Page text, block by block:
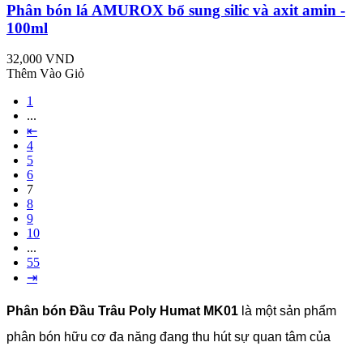
Phân bón lá AMUROX bổ sung silic và axit amin -
100ml
32,000 VND
Thêm Vào Giỏ
1
...
⇤
4
5
6
7
8
9
10
...
55
⇥
Phân bón Đầu Trâu Poly Humat MK01 là một sản phẩm
phân bón hữu cơ đa năng đang thu hút sự quan tâm của